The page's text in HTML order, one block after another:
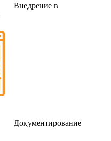
Внедрение в
Документирование